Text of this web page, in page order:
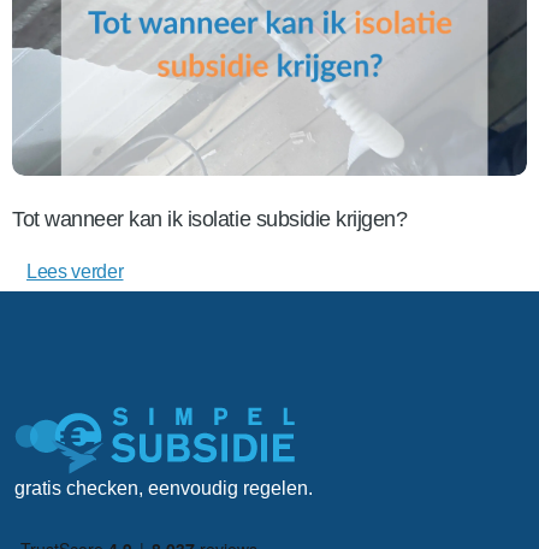
Tot wanneer kan ik isolatie subsidie krijgen?
Lees verder
gratis checken, eenvoudig regelen.